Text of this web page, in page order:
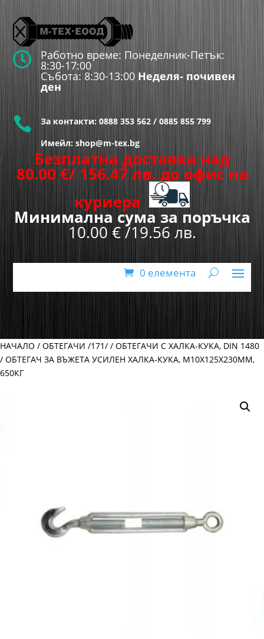
 Работно време: Понеделник-Петък:
8:30-17:00
Събота: 8:30-13:00 Неделя- почивен
ден
 За контакти: 0888 353 562 / 0885 855 799
Имейл: shop@m-tex.bg
Безплатна доставка над
80.00 €/ 156.47 лв. до офис на
куриера
Минимална сума за поръчка
10.00 € /19.56 лв.
0 елемента
НАЧАЛО / ОБТЕГАЧИ /171/ / ОБТЕГАЧИ С ХАЛКА-КУКА, DIN 1480
/ ОБТЕГАЧ ЗА ВЪЖЕТА УСИЛЕН ХАЛКА-КУКА, М10Х125Х230ММ,
650КГ